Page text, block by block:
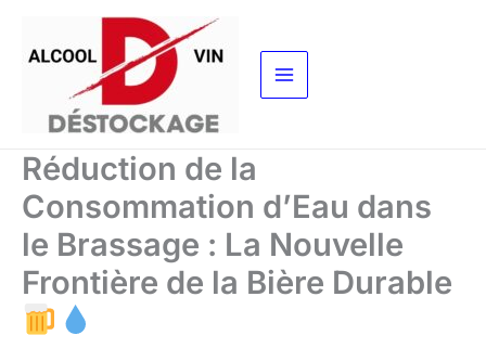
contenu
Réduction de la
Consommation d’Eau dans
le Brassage : La Nouvelle
Frontière de la Bière Durable